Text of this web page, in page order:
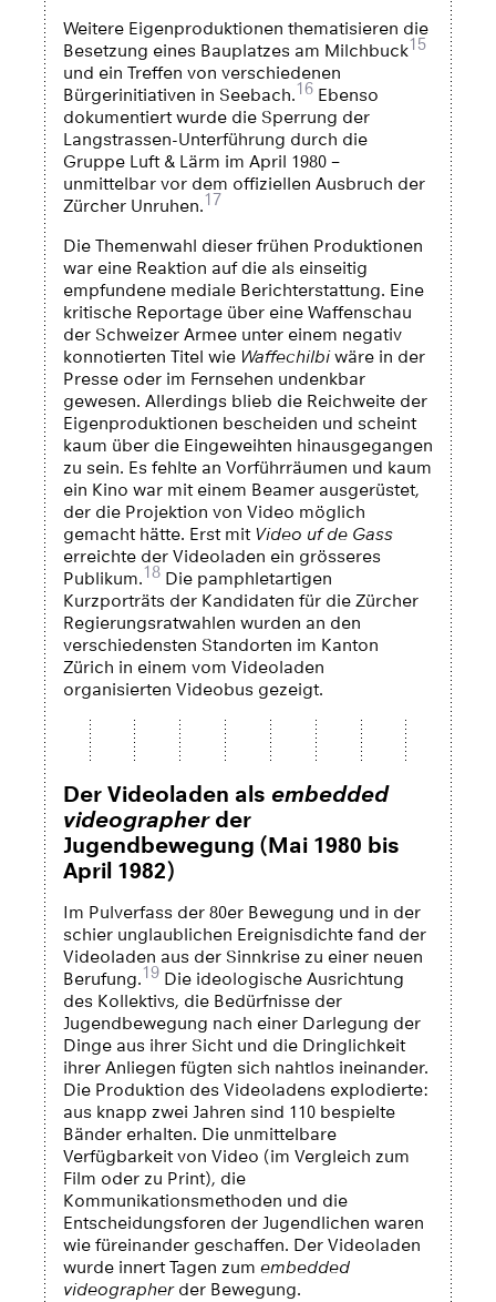
Weitere Eigenproduktionen thematisieren die
Besetzung eines Bauplatzes am Milchbuck15
und ein Treffen von verschiedenen
Bürgerinitiativen in Seebach.16Ebenso
dokumentiert wurde die Sperrung der
Langstrassen-Unterführung durch die
Gruppe Luft & Lärm im April 1980 –
unmittelbar vor dem offiziellen Ausbruch der
Zürcher Unruhen.17
Die Themenwahl dieser frühen Produktionen
war eine Reaktion auf die als einseitig
empfundene mediale Berichterstattung. Eine
kritische Reportage über eine Waffenschau
der Schweizer Armee unter einem negativ
konnotierten Titel wie Waffechilbiwäre in der
Presse oder im Fernsehen undenkbar
gewesen. Allerdings blieb die Reichweite der
Eigenproduktionen bescheiden und scheint
kaum über die Eingeweihten hinausgegangen
zu sein. Es fehlte an Vorführräumen und kaum
ein Kino war mit einem Beamer ausgerüstet,
der die Projektion von Video möglich
gemacht hätte. Erst mit Video uf de Gass
erreichte der Videoladen ein grösseres
Publikum.18Die pamphletartigen
Kurzporträts der Kandidaten für die Zürcher
Regierungsratwahlen wurden an den
verschiedensten Standorten im Kanton
Zürich in einem vom Videoladen
organisierten Videobus gezeigt.
Der Videoladen als embedded
videographerder
Jugendbewegung (Mai 1980 bis
April 1982)
Im Pulverfass der 80er Bewegung und in der
schier unglaublichen Ereignisdichte fand der
Videoladen aus der Sinnkrise zu einer neuen
Berufung.19Die ideologische Ausrichtung
des Kollektivs, die Bedürfnisse der
Jugendbewegung nach einer Darlegung der
Dinge aus ihrer Sicht und die Dringlichkeit
ihrer Anliegen fügten sich nahtlos ineinander.
Die Produktion des Videoladens explodierte:
aus knapp zwei Jahren sind 110 bespielte
Bänder erhalten. Die unmittelbare
Verfügbarkeit von Video (im Vergleich zum
Film oder zu Print), die
Kommunikationsmethoden und die
Entscheidungsforen der Jugendlichen waren
wie füreinander geschaffen. Der Videoladen
wurde innert Tagen zum embedded
videographerder Bewegung.